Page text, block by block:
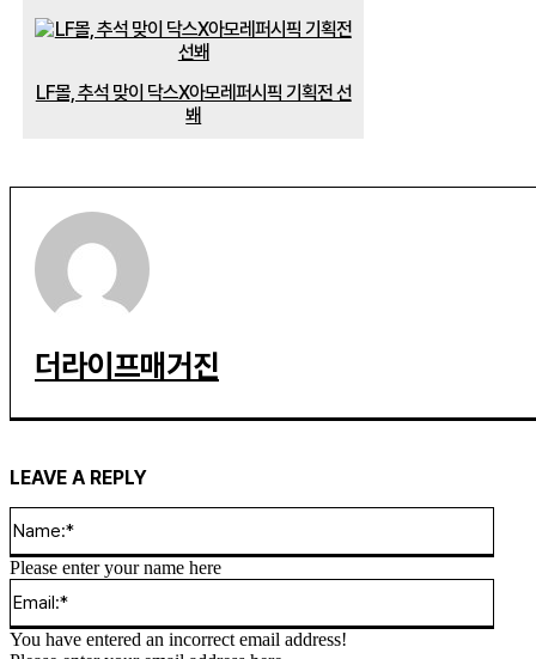
LF몰, 추석 맞이 닥스X아모레퍼시픽 기획전 선
봬
더라이프매거진
LEAVE A REPLY
Please enter your name here
You have entered an incorrect email address!